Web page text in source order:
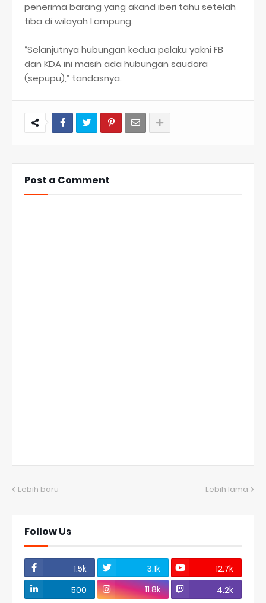
penerima barang yang akand iberi tahu setelah
tiba di wilayah Lampung.
“Selanjutnya hubungan kedua pelaku yakni FB
dan KDA ini masih ada hubungan saudara
(sepupu),” tandasnya.
Post a Comment
Lebih baru Lebih lama
Follow Us
1.5k 3.1k
12.7k
500
11.8k 4.2k